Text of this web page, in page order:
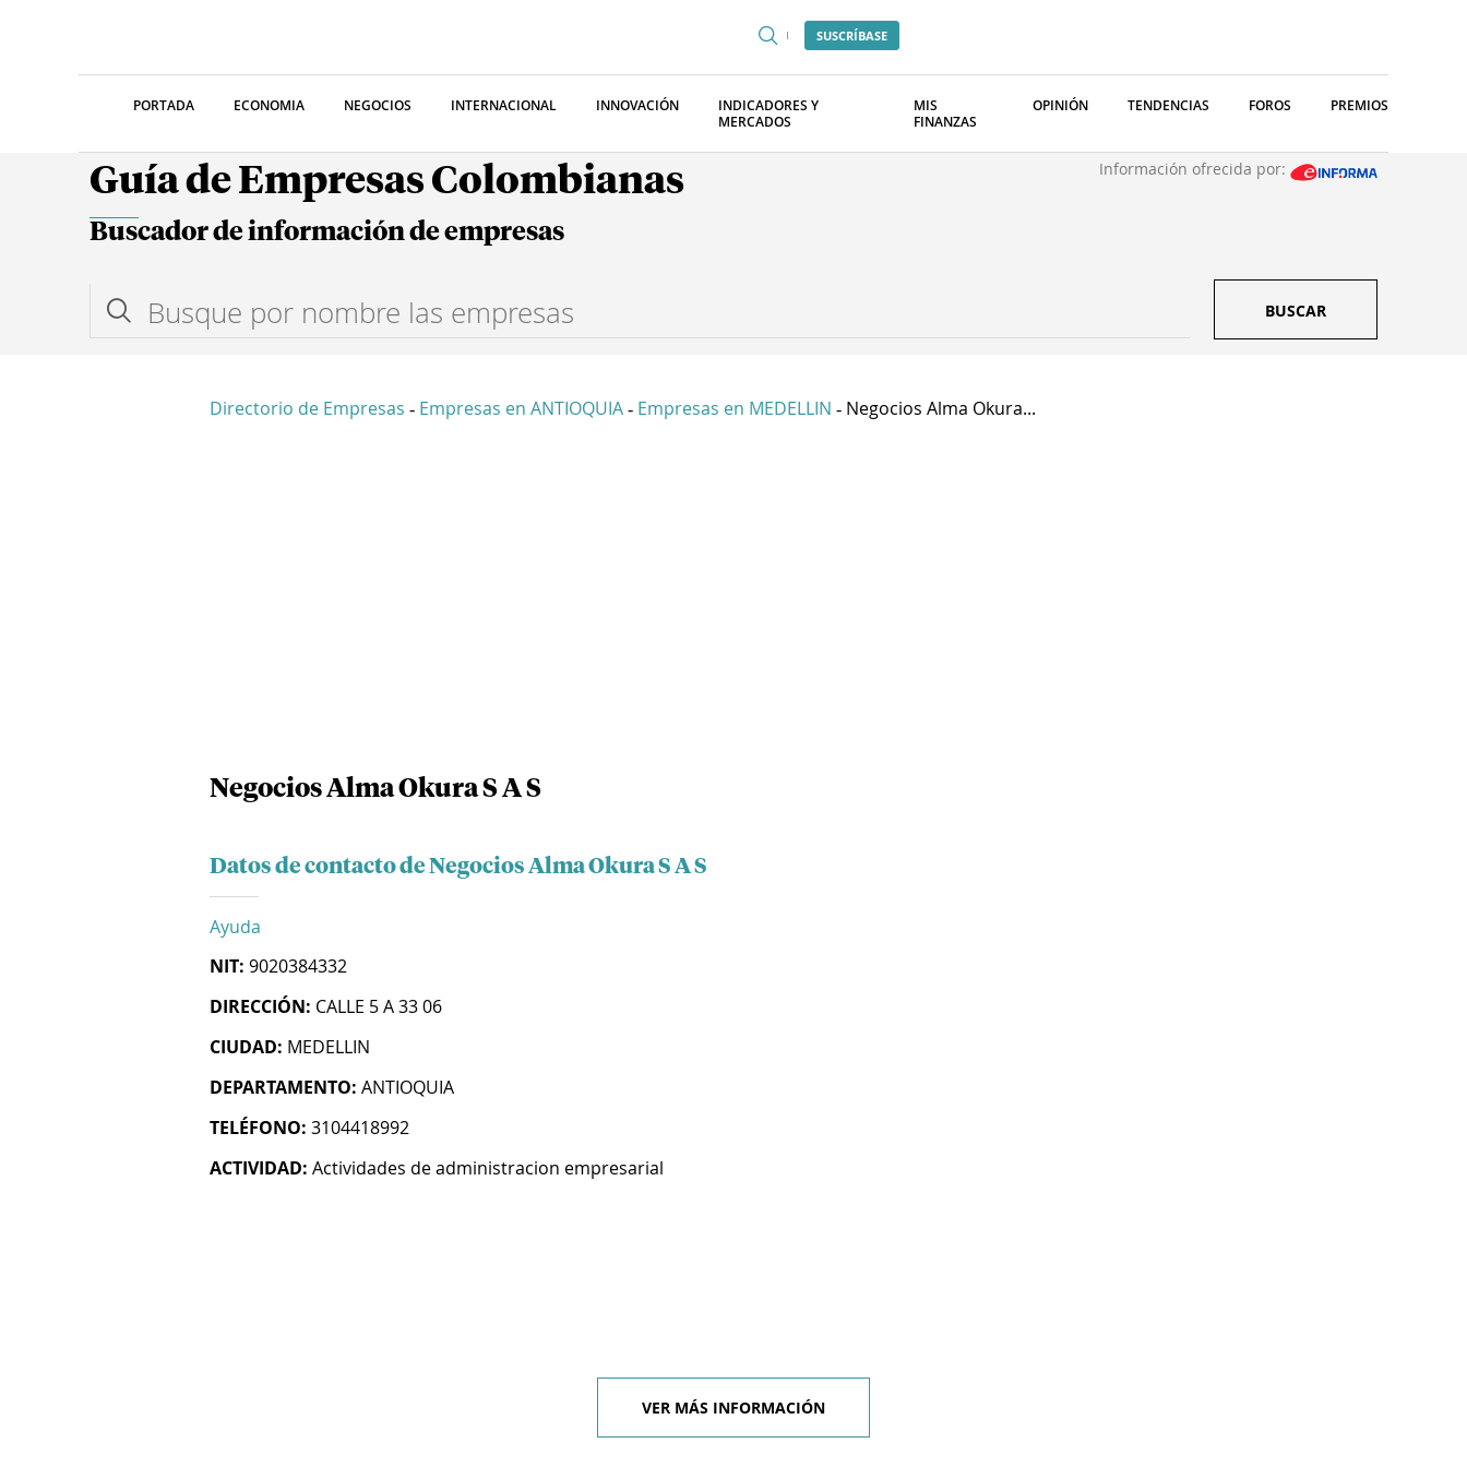
SUSCRÍBASE
PORTADA ECONOMIA NEGOCIOS INTERNACIONAL INNOVACIÓN
INDICADORES Y
MERCADOS
MIS
FINANZAS
OPINIÓN TENDENCIAS FOROS PREMIOS
Guía de Empresas Colombianas Información ofrecida por:
Buscador de información de empresas
BUSCAR
Directorio de Empresas - Empresas en ANTIOQUIA - Empresas en MEDELLIN - Negocios Alma Okura...
Negocios Alma Okura S A S
Datos de contacto de Negocios Alma Okura S A S
Ayuda
NIT: 9020384332
DIRECCIÓN: CALLE 5 A 33 06
CIUDAD: MEDELLIN
DEPARTAMENTO: ANTIOQUIA
TELÉFONO: 3104418992
ACTIVIDAD: Actividades de administracion empresarial
VER MÁS INFORMACIÓN